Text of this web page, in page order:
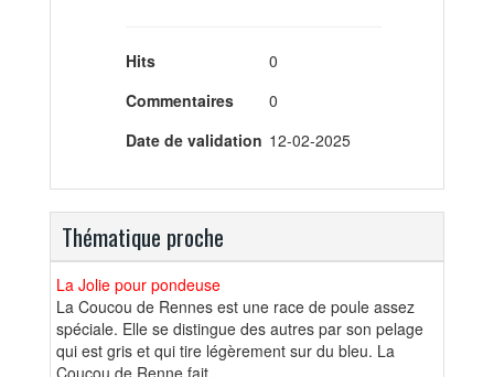
Hits
0
Commentaires
0
Date de validation 12-02-2025
Thématique proche
La Jolie pour pondeuse
La Coucou de Rennes est une race de poule assez
spéciale. Elle se distingue des autres par son pelage
qui est gris et qui tire légèrement sur du bleu. La
Coucou de Renne fait...